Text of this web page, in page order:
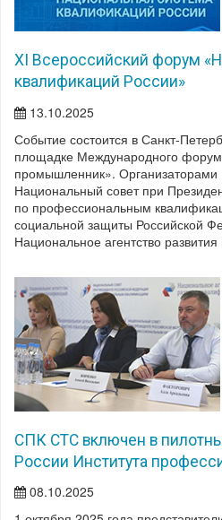
XI Всероссийский форум
квалификаций России»
13.10.2025
Событие состоится в Санкт-
площадке Международного
промышленник».
Национальный совет при
по профессиональным
социальной защиты Российской
Национальное агентство
СПК СТС включен в
России Института
08.10.2025